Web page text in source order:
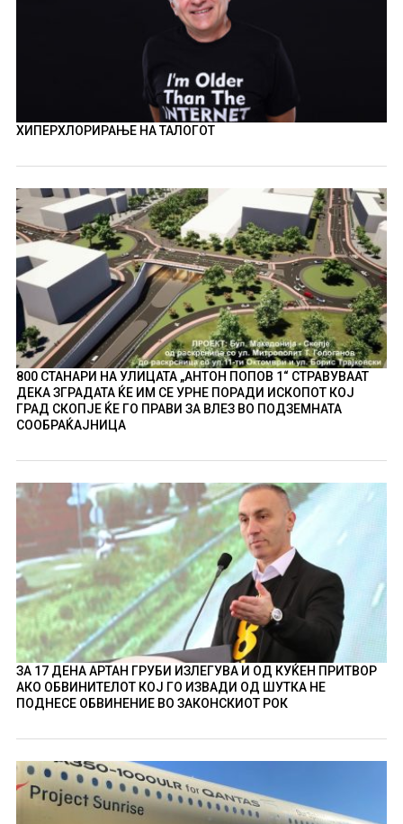
ХИПЕРХЛОРИРАЊЕ НА ТАЛОГОТ
800 СТАНАРИ НА УЛИЦАТА „АНТОН ПОПОВ 1“ СТРАВУВААТ
ДЕКА ЗГРАДАТА ЌЕ ИМ СЕ УРНЕ ПОРАДИ ИСКОПОТ КОЈ
ГРАД СКОПЈЕ ЌЕ ГО ПРАВИ ЗА ВЛЕЗ ВО ПОДЗЕМНАТА
СООБРАЌАЈНИЦА
ЗА 17 ДЕНА АРТАН ГРУБИ ИЗЛЕГУВА И ОД КУЌЕН ПРИТВОР
АКО ОБВИНИТЕЛОТ КОЈ ГО ИЗВАДИ ОД ШУТКА НЕ
ПОДНЕСЕ ОБВИНЕНИЕ ВО ЗАКОНСКИОТ РОК